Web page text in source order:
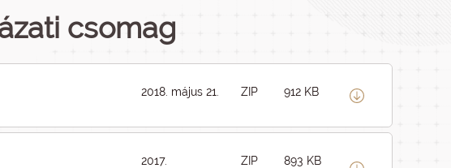
csomag
2018. május 21. ZIP 912 KB
2017.
ZIP 893 KB